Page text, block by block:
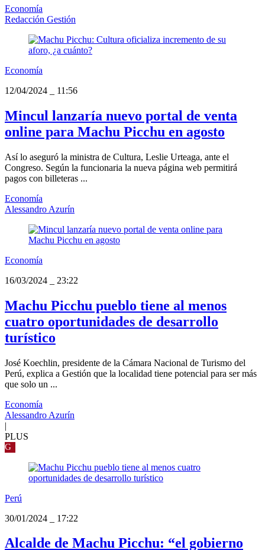
Economía
Redacción Gestión
Economía
12/04/2024
11:56
Mincul lanzaría nuevo portal de venta
online para Machu Picchu en agosto
Así lo aseguró la ministra de Cultura, Leslie Urteaga, ante el
Congreso. Según la funcionaria la nueva página web permitirá
pagos con billeteras ...
Economía
Alessandro Azurín
Economía
16/03/2024
23:22
Machu Picchu pueblo tiene al menos
cuatro oportunidades de desarrollo
turístico
José Koechlin, presidente de la Cámara Nacional de Turismo del
Perú, explica a Gestión que la localidad tiene potencial para ser más
que solo un ...
Economía
Alessandro Azurín
|
PLUS
G
Perú
30/01/2024
17:22
Alcalde de Machu Picchu: “el gobierno